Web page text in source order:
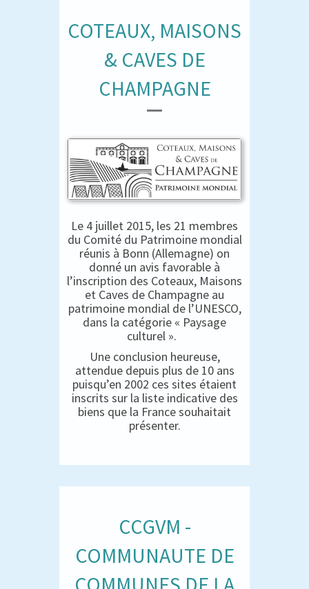
COTEAUX, MAISONS
& CAVES DE
CHAMPAGNE
Le 4 juillet 2015, les 21 membres
du Comité du Patrimoine mondial
réunis à Bonn (Allemagne) on
donné un avis favorable à
l’inscription des Coteaux, Maisons
et Caves de Champagne au
patrimoine mondial de l’UNESCO,
dans la catégorie « Paysage
culturel ».
Une conclusion heureuse,
attendue depuis plus de 10 ans
puisqu’en 2002 ces sites étaient
inscrits sur la liste indicative des
biens que la France souhaitait
présenter.
CCGVM -
COMMUNAUTE DE